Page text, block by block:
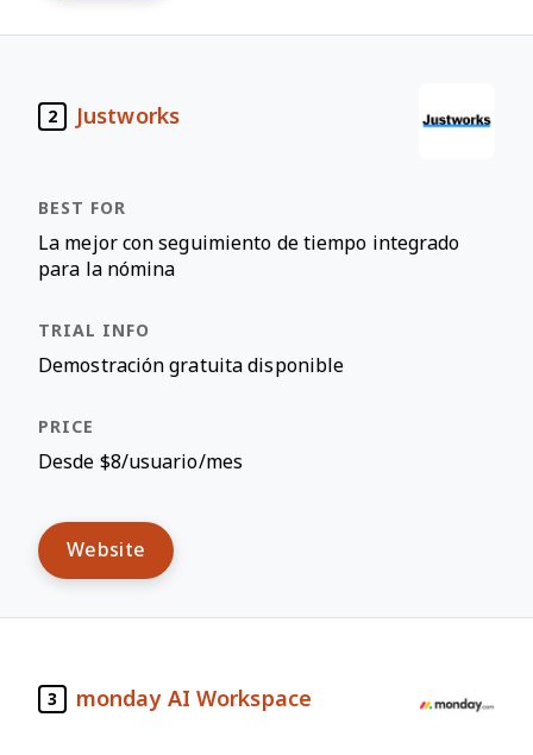
2 Justworks
La mejor con seguimiento de tiempo integrado
para la nómina
Demostración gratuita disponible
Desde $8/usuario/mes
Website
3 monday AI Workspace